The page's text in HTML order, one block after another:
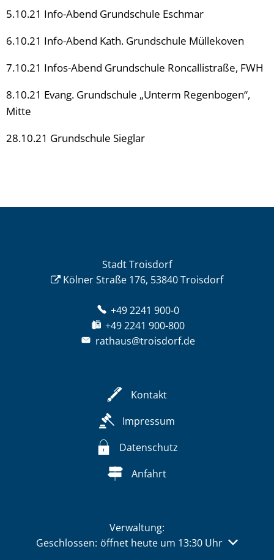
5.10.21 Info-Abend Grundschule Eschmar
6.10.21 Info-Abend Kath. Grundschule Müllekoven
7.10.21 Infos-Abend Grundschule Roncallistraße, FWH
8.10.21 Evang. Grundschule „Unterm Regenbogen“,
Mitte
28.10.21 Grundschule Sieglar
Stadt Troisdorf
Kölner Straße 176, 53840 Troisdorf
+49 2241 900-0
+49 2241 900-800
rathaus@troisdorf.de
Kontakt
Impressum
Datenschutz
Anfahrt
Verwaltung:
Klicken, um weitere Öffnungs- oder Schließzeiten
Geschlossen: öffnet heute um 13:30 Uhr